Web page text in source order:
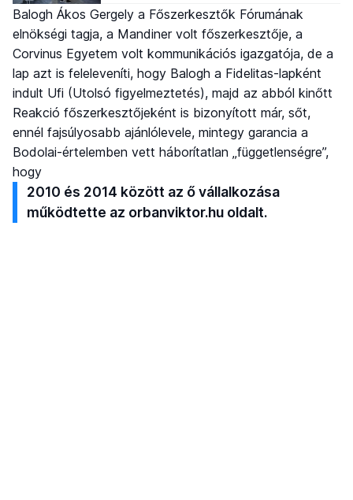
Balogh Ákos Gergely a Főszerkesztők Fórumának
elnökségi tagja, a Mandiner volt főszerkesztője, a
Corvinus Egyetem volt kommunikációs igazgatója, de a
lap azt is feleleveníti, hogy Balogh a Fidelitas-lapként
indult Ufi (Utolsó figyelmeztetés), majd az abból kinőtt
Reakció főszerkesztőjeként is bizonyított már, sőt,
ennél fajsúlyosabb ajánlólevele, mintegy garancia a
Bodolai-értelemben vett háborítatlan „függetlenségre”,
hogy
2010 és 2014 között az ő vállalkozása
működtette az orbanviktor.hu oldalt.